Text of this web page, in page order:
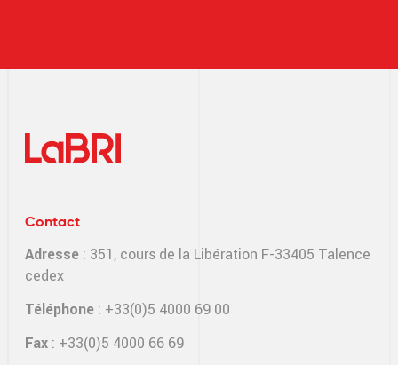
Contact
Adresse : 351, cours de la Libération F-33405 Talence
cedex
Téléphone : +33(0)5 4000 69 00
Fax : +33(0)5 4000 66 69